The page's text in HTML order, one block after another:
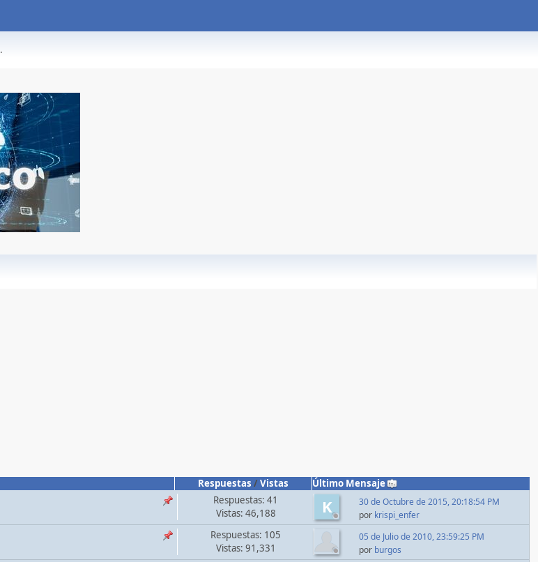
.
Respuestas /Vistas Último Mensaje
K
Respuestas: 41
Vistas: 46,188
30 de Octubre de 2015, 20:18:54 PM
por krispi_enfer
Respuestas: 105
Vistas: 91,331
05 de Julio de 2010, 23:59:25 PM
por burgos